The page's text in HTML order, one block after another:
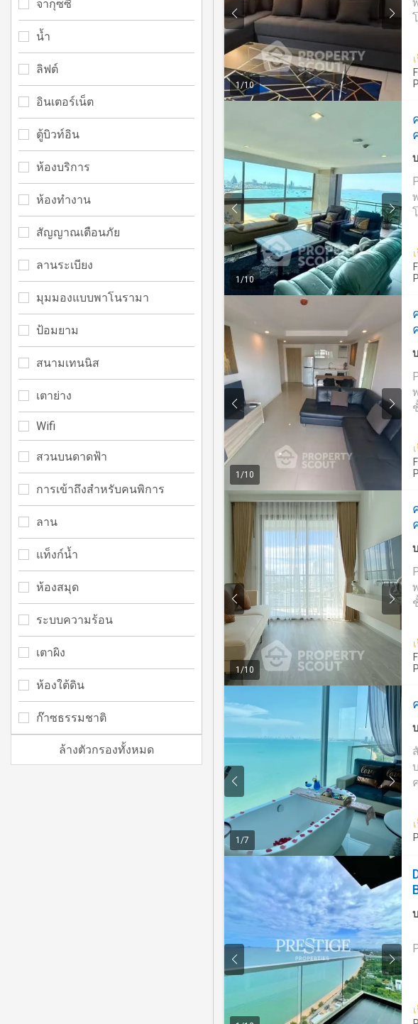
1 /10
จ
ที่
1 /10
จ
ที่
1 /10
จ
ที่
1 /10
จ
ที่
1 /7
จากุซซี่
น้ำ
ลิฟต์
อินเตอร์เน็ต
ตู้บิวท์อิน
ห้องบริการ
ห้องทำงาน
สัญญาณเตือนภัย
ลานระเบียง
มุมมองแบบพาโนรามา
ป้อมยาม
สนามเทนนิส
เตาย่าง
Wifi
สวนบนดาดฟ้า
การเข้าถึงสำหรับคนพิการ
ลาน
แท็งก์น้ำ
ห้องสมุด
ระบบความร้อน
เตาผิง
ห้องใต้ดิน
ก๊าซธรรมชาติ
ล้างตัวกรองทั้งหมด